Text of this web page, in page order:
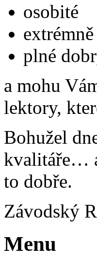
osobité
plné
a mohu
lektory,
Bohužel
kvalitáře…
to dobře.
Závodský
Menu